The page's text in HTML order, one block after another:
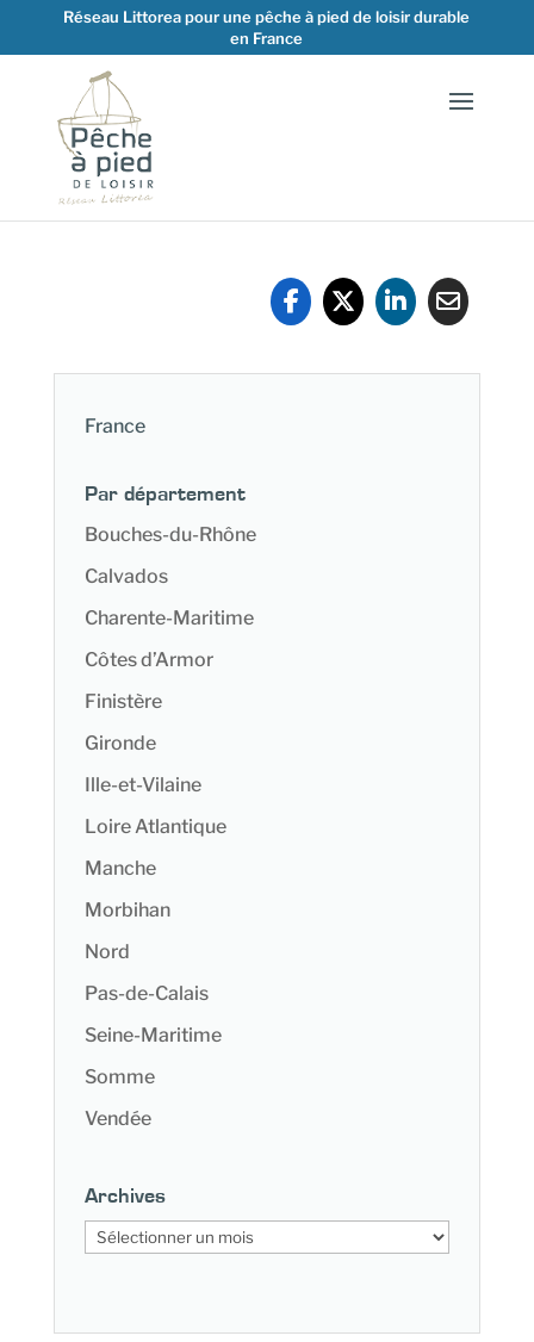
Réseau Littorea pour une pêche à pied de loisir durable
en France
France
Par département
Bouches-du-Rhône
Calvados
Charente-Maritime
Côtes d’Armor
Finistère
Gironde
Ille-et-Vilaine
Loire Atlantique
Manche
Morbihan
Nord
Pas-de-Calais
Seine-Maritime
Somme
Vendée
Archives
Archives